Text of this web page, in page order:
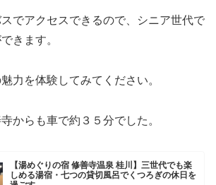
でアクセスできるので、シニア世代で
きます。
力を体験してみてください。
からも車で約３５分でした。
【湯めぐりの宿 修善寺温泉 桂川】三世代でも楽
しめる湯宿・七つの貸切風呂でくつろぎの休日を